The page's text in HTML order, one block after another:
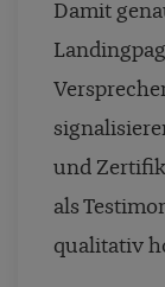
Damit
und
als
qualitativ